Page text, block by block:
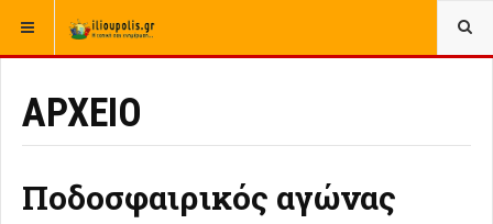
ΒΡΊΣΚΕΣΤΕ ΕΔΏ: ΑΡΧΙΚΉ
ΑΡΧΕΙΟ
Ποδοσφαιρικός αγώνας